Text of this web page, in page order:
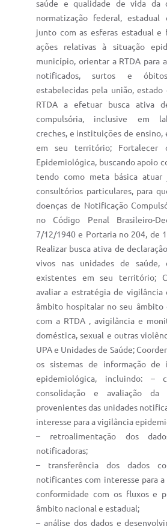
saúde e qualidade de vida da
normatização federal, estadual
junto com as esferas estadual e
ações relativas à situação
município, orientar a RTDA para
notificados, surtos e
estabelecidas pela união,
RTDA a efetuar busca ativa
compulsória, inclusive em
creches, e instituições de
em seu território; Fortalecer
Epidemiológica, buscando apoio
tendo como meta básica atuar
consultórios particulares, para
doenças de Notificação
no Código Penal Brasileiro-
7/12/1940 e Portaria no 204, de
Realizar busca ativa de
vivos nas unidades de saúde,
existentes em seu território;
avaliar a estratégia de vigilância
âmbito hospitalar no seu âmbito
com a RTDA , avigilância e
doméstica, sexual e outras
UPA e Unidades de Saúde;
os sistemas de informação de
epidemiológica, incluindo: –
consolidação e avaliação da
provenientes das unidades
interesse para a vigilância
– retroalimentação dos
notificadoras;
– transferência dos dados
notificantes com interesse para
conformidade com os fluxos e
âmbito nacional e estadual;
– análise dos dados e